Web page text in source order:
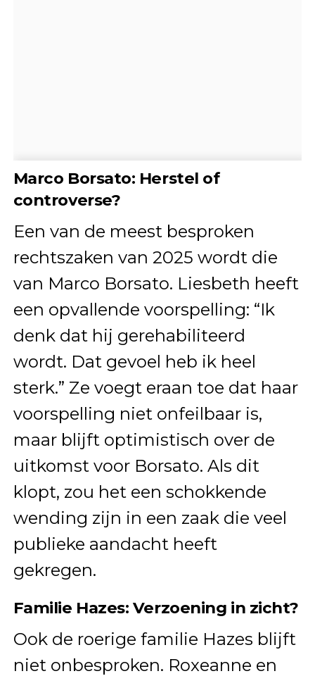
Marco Borsato: Herstel of
controverse?
Een van de meest besproken
rechtszaken van 2025 wordt die
van Marco Borsato. Liesbeth heeft
een opvallende voorspelling: “Ik
denk dat hij gerehabiliteerd
wordt. Dat gevoel heb ik heel
sterk.” Ze voegt eraan toe dat haar
voorspelling niet onfeilbaar is,
maar blijft optimistisch over de
uitkomst voor Borsato. Als dit
klopt, zou het een schokkende
wending zijn in een zaak die veel
publieke aandacht heeft
gekregen.
Familie Hazes: Verzoening in zicht?
Ook de roerige familie Hazes blijft
niet onbesproken. Roxeanne en